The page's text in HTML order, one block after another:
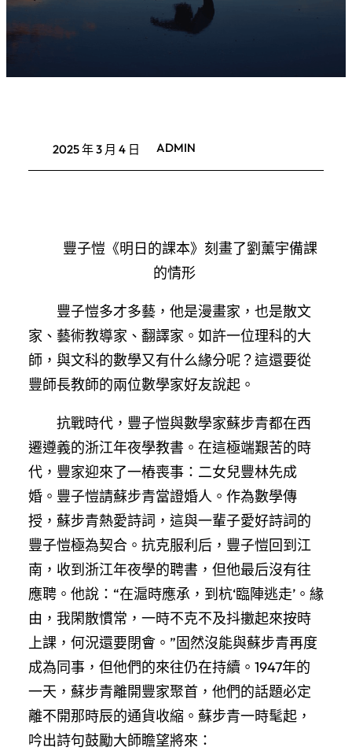
2025 年 3 月 4 日 ADMIN
豐子愷《明日的課本》刻畫了劉薰宇備課
的情形
豐子愷多才多藝，他是漫畫家，也是散文
家、藝術教導家、翻譯家。如許一位理科的大
師，與文科的數學又有什么緣分呢？這還要從
豐師長教師的兩位數學家好友說起。
抗戰時代，豐子愷與數學家蘇步青都在西
遷遵義的浙江年夜學教書。在這極端艱苦的時
代，豐家迎來了一樁喪事：二女兒豐林先成
婚。豐子愷請蘇步青當證婚人。作為數學傳
授，蘇步青熱愛詩詞，這與一輩子愛好詩詞的
豐子愷極為契合。抗克服利后，豐子愷回到江
南，收到浙江年夜學的聘書，但他最后沒有往
應聘。他說：“在滬時應承，到杭‘臨陣逃走’。緣
由，我閑散慣常，一時不克不及抖擻起來按時
上課，何況還要閉會。”固然沒能與蘇步青再度
成為同事，但他們的來往仍在持續。1947年的
一天，蘇步青離開豐家聚首，他們的話題必定
離不開那時辰的通貨收縮。蘇步青一時髦起，
吟出詩句鼓勵大師瞻望將來：